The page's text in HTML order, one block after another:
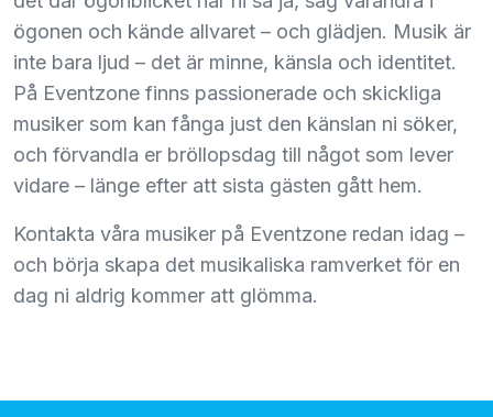
ögonen och kände allvaret – och glädjen. Musik är
inte bara ljud – det är minne, känsla och identitet.
På Eventzone finns passionerade och skickliga
musiker som kan fånga just den känslan ni söker,
och förvandla er bröllopsdag till något som lever
vidare – länge efter att sista gästen gått hem.
Kontakta våra musiker på Eventzone redan idag –
och börja skapa det musikaliska ramverket för en
dag ni aldrig kommer att glömma.